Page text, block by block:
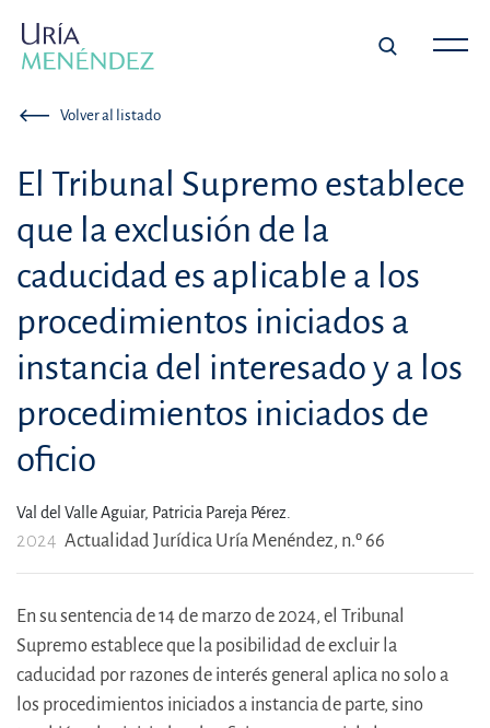
Volver al listado
El Tribunal Supremo establece
que la exclusión de la
caducidad es aplicable a los
procedimientos iniciados a
instancia del interesado y a los
procedimientos iniciados de
oficio
Val del Valle Aguiar, Patricia Pareja Pérez.
2024 Actualidad Jurídica Uría Menéndez, n.º 66
En su sentencia de 14 de marzo de 2024, el Tribunal
Supremo establece que la posibilidad de excluir la
caducidad por razones de interés general aplica no solo a
los procedimientos iniciados a instancia de parte, sino